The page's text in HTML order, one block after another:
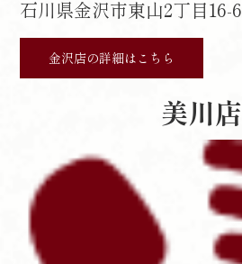
石川県金沢市東山2丁目16-6
金沢店の詳細はこちら
美川店